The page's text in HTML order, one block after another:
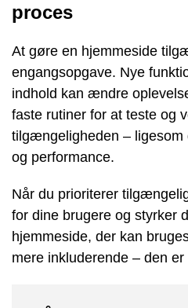
proces
At gøre en hjemmeside
engangsopgave. Nye
indhold kan ændre
faste rutiner for at teste og
tilgængeligheden – ligesom
og performance.
Når du prioriterer
for dine brugere og styrker
hjemmeside, der kan
mere inkluderende – den